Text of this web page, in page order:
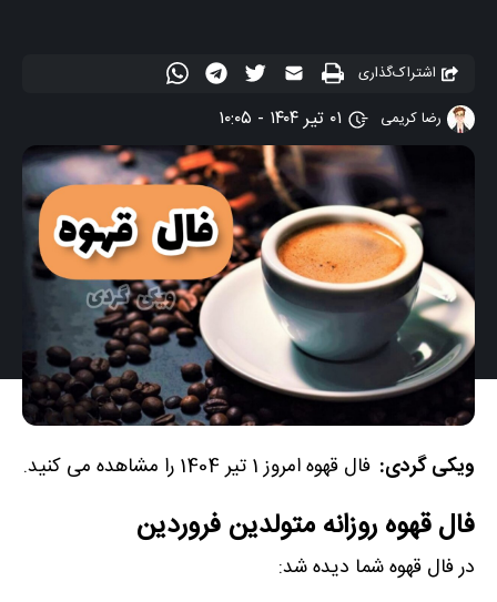
اشتراک‌گذاری
رضا کریمی
۰۱ تیر ۱۴۰۴ - ۱۰:۰۵
ویکی گردی: فال قهوه امروز 1 تیر 1404 را مشاهده می کنید.
فال قهوه روزانه متولدین فروردین
در فال قهوه شما دیده شد: